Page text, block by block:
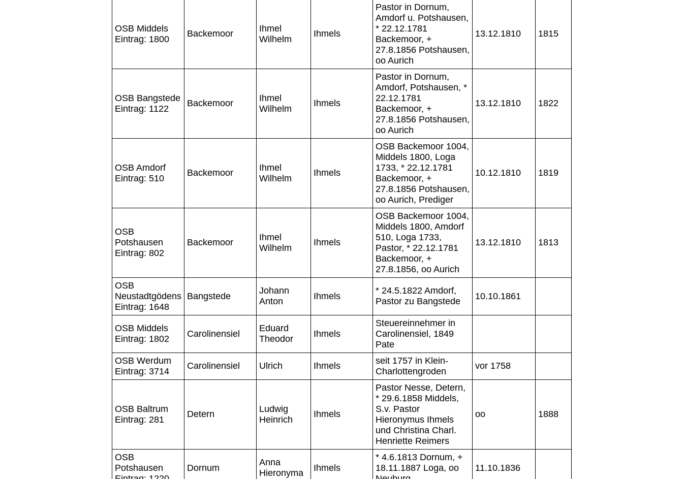
OSB Middels
Eintrag: 1800
Backemoor
Ihmel
Wilhelm
Ihmels
Pastor in Dornum,
Amdorf u. Potshausen,
* 22.12.1781
Backemoor, +
27.8.1856 Potshausen,
oo Aurich
13.12.1810 1815
OSB Bangstede
Eintrag: 1122
Backemoor
Ihmel
Wilhelm
Ihmels
Pastor in Dornum,
Amdorf, Potshausen, *
22.12.1781
Backemoor, +
27.8.1856 Potshausen,
oo Aurich
13.12.1810 1822
OSB Amdorf
Eintrag: 510
Backemoor
Ihmel
Wilhelm
Ihmels
OSB Backemoor 1004,
Middels 1800, Loga
1733, * 22.12.1781
Backemoor, +
27.8.1856 Potshausen,
oo Aurich, Prediger
10.12.1810 1819
OSB
Potshausen
Eintrag: 802
Backemoor
Ihmel
Wilhelm
Ihmels
OSB Backemoor 1004,
Middels 1800, Amdorf
510, Loga 1733,
Pastor, * 22.12.1781
Backemoor, +
27.8.1856, oo Aurich
13.12.1810 1813
OSB
Neustadtgödens
Eintrag: 1648
Bangstede
Johann
Anton
Ihmels
* 24.5.1822 Amdorf,
Pastor zu Bangstede
10.10.1861
OSB Middels
Eintrag: 1802
Carolinensiel
Eduard
Theodor
Ihmels
Steuereinnehmer in
Carolinensiel, 1849
Pate
OSB Werdum
Eintrag: 3714
Carolinensiel Ulrich Ihmels
seit 1757 in Klein-
Charlottengroden
vor 1758
OSB Baltrum
Eintrag: 281
Detern
Ludwig
Heinrich
Ihmels
Pastor Nesse, Detern,
* 29.6.1858 Middels,
S.v. Pastor
Hieronymus Ihmels
und Christina Charl.
Henriette Reimers
oo 1888
OSB
Potshausen
Dornum
Anna
Hieronyma
Ihmels
* 4.6.1813 Dornum, +
18.11.1887 Loga, oo
11.10.1836